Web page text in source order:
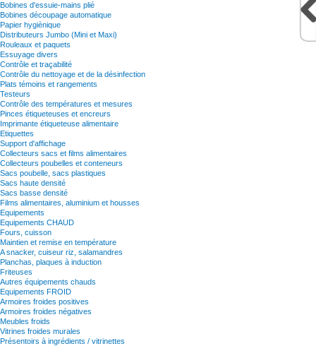
Bobines d'essuie-mains plié
Bobines découpage automatique
Papier hygiènique
Distributeurs Jumbo (Mini et Maxi)
Rouleaux et paquets
Essuyage divers
Contrôle et traçabilité
Contrôle du nettoyage et de la désinfection
Plats témoins et rangements
Testeurs
Contrôle des températures et mesures
Pinces étiqueteuses et encreurs
Imprimante étiqueteuse alimentaire
Etiquettes
Support d'affichage
Collecteurs sacs et films alimentaires
Collecteurs poubelles et conteneurs
Sacs poubelle, sacs plastiques
Sacs haute densité
Sacs basse densité
Films alimentaires, aluminium et housses
Equipements
Equipements CHAUD
Fours, cuisson
Maintien et remise en température
A snacker, cuiseur riz, salamandres
Planchas, plaques à induction
Friteuses
Autres équipements chauds
Equipements FROID
Armoires froides positives
Armoires froides négatives
Meubles froids
Vitrines froides murales
Présentoirs à ingrédients / vitrinettes